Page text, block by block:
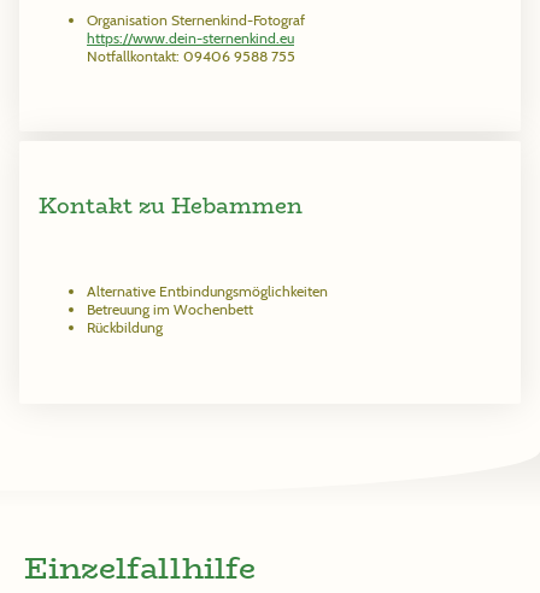
Organisation Sternenkind-Fotograf
https://www.dein-sternenkind.eu
Notfallkontakt: 09406 9588 755
Kontakt zu Hebammen
Alternative Entbindungsmöglichkeiten
Betreuung im Wochenbett
Rückbildung
Einzelfallhilfe